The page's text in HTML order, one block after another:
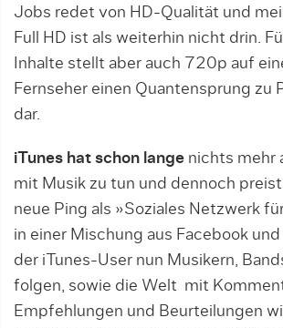
Jobs redet von HD-Qualität und
Full HD ist als weiterhin nicht drin.
Inhalte stellt aber auch 720p auf
Fernseher einen Quantensprung zu
dar.
iTunes hat schon lange nichts mehr
mit Musik zu tun und dennoch
neue Ping als »Soziales Netzwerk
in einer Mischung aus Facebook
der iTunes-User nun Musikern,
folgen, sowie die Welt mit
Empfehlungen und Beurteilungen